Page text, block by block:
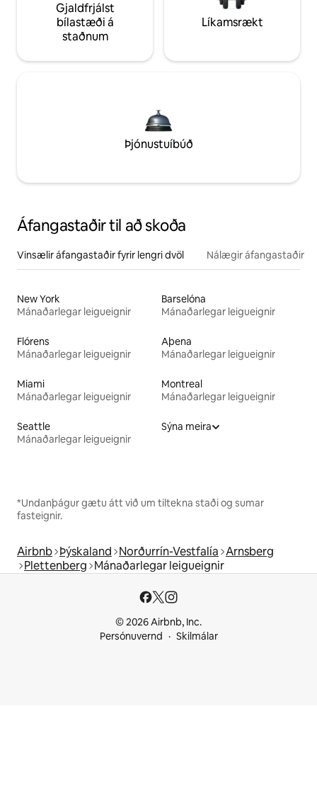
Gjaldfrjálst
bílastæði á
staðnum
Líkamsrækt
Þjónustuíbúð
Áfangastaðir til að skoða
Vinsælir áfangastaðir fyrir lengri dvöl Nálægir áfangastaðir
New York
Mánaðarlegar leigueignir
Barselóna
Mánaðarlegar leigueignir
Flórens
Mánaðarlegar leigueignir
Aþena
Mánaðarlegar leigueignir
Miami
Mánaðarlegar leigueignir
Montreal
Mánaðarlegar leigueignir
Seattle
Mánaðarlegar leigueignir
Sýna meira
*Undanþágur gætu átt við um tiltekna staði og sumar
fasteignir.
Airbnb Þýskaland Norðurrín-Vestfalía Arnsberg
Plettenberg Mánaðarlegar leigueignir
© 2026 Airbnb, Inc.
Persónuvernd
Skilmálar